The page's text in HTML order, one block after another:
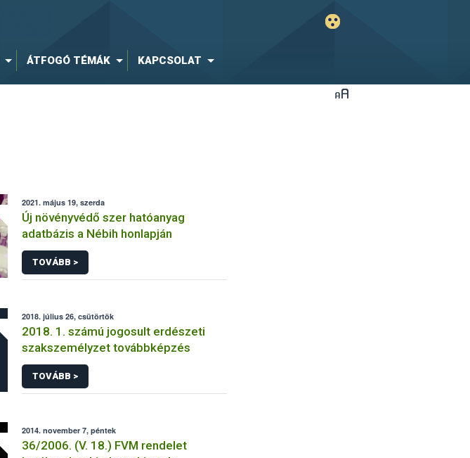
ÁTFOGÓ TÉMÁK KAPCSOLAT
2021. május 19, szerda
Új növényvédő szer hatóanyag
adatbázis a Nébih honlapján
TOVÁBB >
2018. július 26, csütörtök
2018. 1. számú jogosult erdészeti
szakszemélyzet továbbképzés
TOVÁBB >
2014. november 7, péntek
36/2006. (V. 18.) FVM rendelet